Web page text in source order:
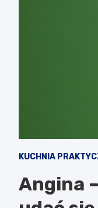
KUCHNIA
Angina